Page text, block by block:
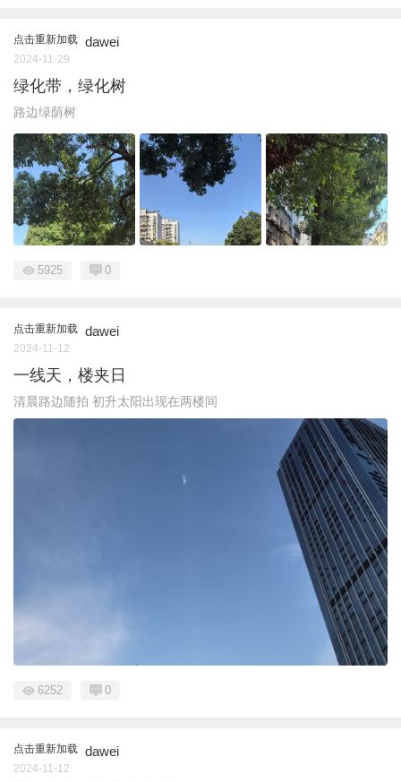
点击重新加载 dawei
2024-11-29
绿化带，绿化树
路边绿荫树
5925 0
点击重新加载 dawei
2024-11-12
一线天，楼夹日
清晨路边随拍 初升太阳出现在两楼间
6252 0
点击重新加载 dawei
2024-11-12